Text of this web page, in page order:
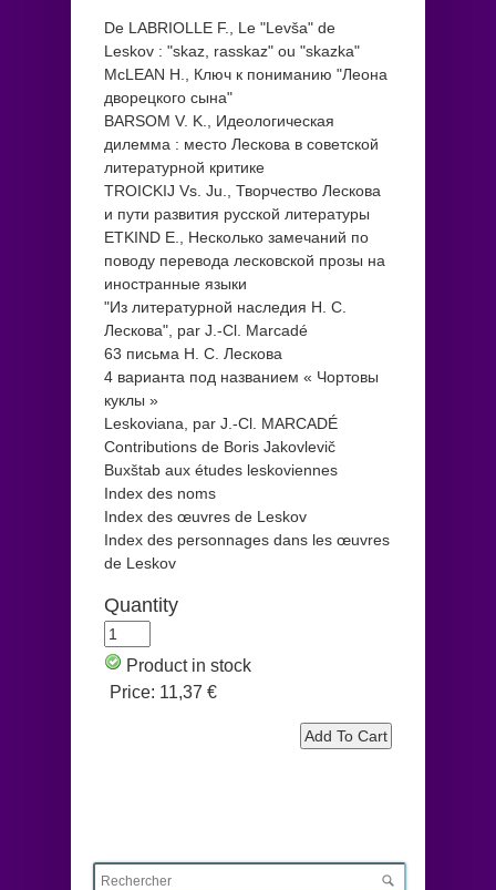
De LABRIOLLE F., Le "Levša" de
Leskov : "skaz, rasskaz" ou "skazka"
McLEAN H., Ключ к пониманию "Леона
дворецкого сына"
BARSOM V. K., Идеологическая
дилемма : место Лескова в советской
литературной критике
TROICKIJ Vs. Ju., Творчество Лескова
и пути развития русской литературы
ETKIND E., Несколько замечаний по
поводу перевода лесковской прозы на
иностранные языки
"Из литературной наследия Н. С.
Лескова", par J.-Cl. Marcadé
63 письма Н. С. Лескова
4 варианта под названием « Чортовы
куклы »
Leskoviana, par J.-Cl. MARCADÉ
Contributions de Boris Jakovlevič
Buxštab aux études leskoviennes
Index des noms
Index des œuvres de Leskov
Index des personnages dans les œuvres
de Leskov
Quantity
Product in stock
Price: 11,37 €